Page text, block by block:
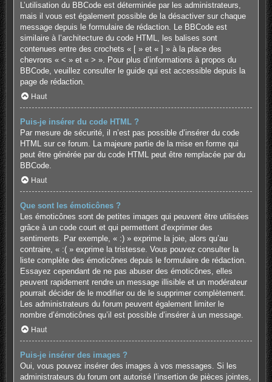
L’utilisation du BBCode est déterminée par les administrateurs,
mais il vous est également possible de la désactiver sur chaque
message depuis le formulaire de rédaction. Le BBCode est
similaire à l’architecture du code HTML, les balises sont
contenues entre des crochets « [ » et « ] » à la place des
chevrons « < » et « > ». Pour plus d’informations à propos du
BBCode, veuillez consulter le guide qui est accessible depuis la
page de rédaction.
Haut
Puis-je insérer du code HTML ?
Par mesure de sécurité, il n’est pas possible d’insérer du code
HTML sur ce forum. La majeure partie de la mise en forme qui
peut être générée par du code HTML peut être remplacée par du
BBCode.
Haut
Que sont les émoticônes ?
Les émoticônes sont de petites images qui peuvent être utilisées
grâce à un code court et qui permettent d’exprimer des
sentiments. Par exemple, « :) » exprime la joie, alors qu’au
contraire, « :( » exprime la tristesse. Vous pouvez consulter la
liste complète des émoticônes depuis le formulaire de rédaction.
Essayez cependant de ne pas abuser des émoticônes, elles
peuvent rapidement rendre un message illisible et un modérateur
pourrait décider de le modifier ou de le supprimer complètement.
Les administrateurs du forum peuvent également limiter le
nombre d’émoticônes qu’il est possible d’insérer à un message.
Haut
Puis-je insérer des images ?
Oui, vous pouvez insérer des images à vos messages. Si les
administrateurs du forum ont autorisé l’insertion de pièces jointes,